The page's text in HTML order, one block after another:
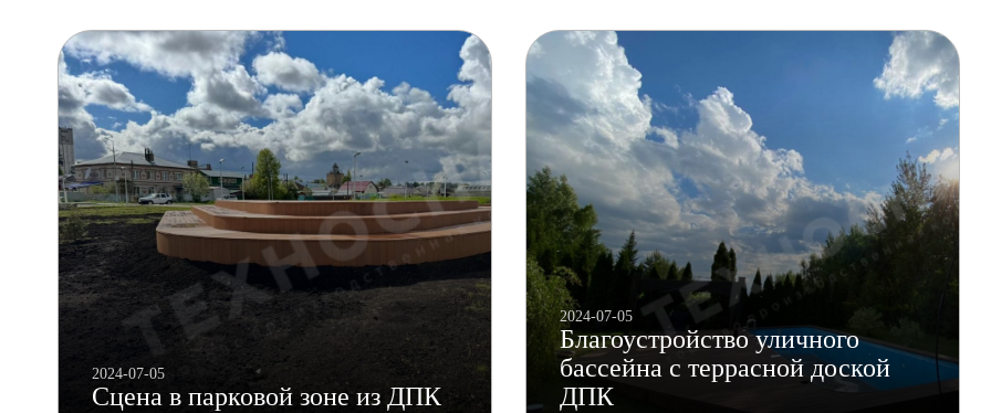
2024-07-05
Сцена в парковой зоне из ДПК
2024-07-05
Благоустройство уличного
бассейна с террасной доской
ДПК